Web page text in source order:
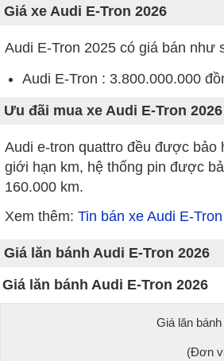
Giá xe Audi E-Tron 2026
Audi E-Tron 2025 có giá bán như
Audi E-Tron : 3.800.000.000
Ưu đãi mua xe Audi E-Tron 2026
Audi e-tron quattro đều được bảo
giới hạn km, hệ thống pin được
160.000 km.
Xem thêm: Tin bán xe Audi E-
Giá lăn bánh Audi E-Tron 2026
Giá lăn bánh Audi E-Tron 2026
Giá lăn
(Đơn